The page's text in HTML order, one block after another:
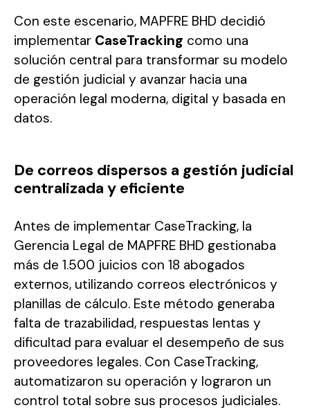
Con este escenario, MAPFRE BHD decidió
implementar CaseTracking como una
solución central para transformar su modelo
de gestión judicial y avanzar hacia una
operación legal moderna, digital y basada en
datos.
De correos dispersos a gestión judicial
centralizada y eficiente
Antes de implementar CaseTracking, la
Gerencia Legal de MAPFRE BHD gestionaba
más de 1.500 juicios con 18 abogados
externos, utilizando correos electrónicos y
planillas de cálculo. Este método generaba
falta de trazabilidad, respuestas lentas y
dificultad para evaluar el desempeño de sus
proveedores legales. Con CaseTracking,
automatizaron su operación y lograron un
control total sobre sus procesos judiciales.